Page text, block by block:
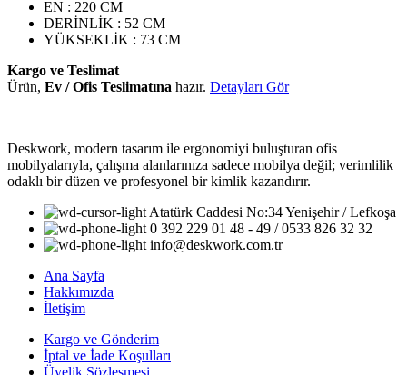
EN : 220 CM
DERİNLİK : 52 CM
YÜKSEKLİK : 73 CM
Kargo ve Teslimat
Ürün, Ev / Ofis Teslimatına hazır. Detayları Gör
Deskwork, modern tasarım ile ergonomiyi buluşturan ofis
mobilyalarıyla, çalışma alanlarınıza sadece mobilya değil; verimlilik
odaklı bir düzen ve profesyonel bir kimlik kazandırır.
Atatürk Caddesi No:34 Yenişehir / Lefkoşa
0 392 229 01 48 - 49 / 0533 826 32 32
info@deskwork.com.tr
Ana Sayfa
Hakkımızda
İletişim
Kargo ve Gönderim
İptal ve İade Koşulları
Üyelik Sözleşmesi